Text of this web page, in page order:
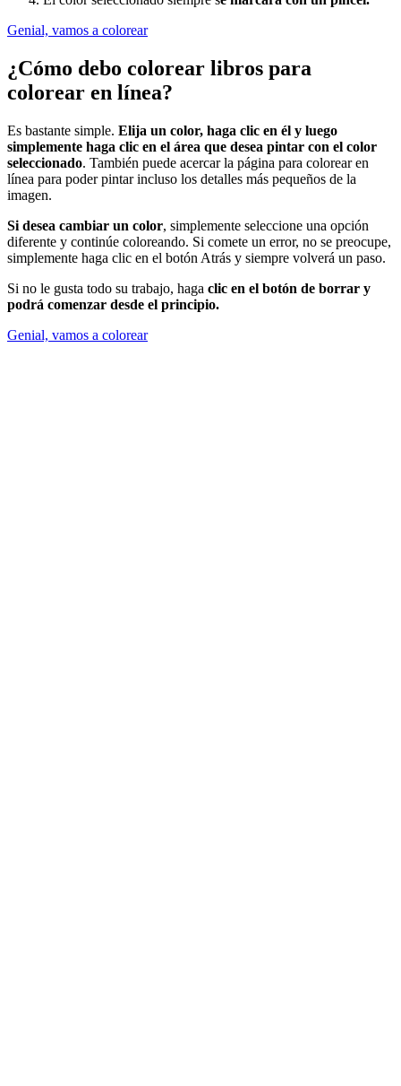
Genial, vamos a colorear
¿Cómo debo colorear libros para
colorear en línea?
Es bastante simple. Elija un color, haga clic en él y luego
simplemente haga clic en el área que desea pintar con el color
seleccionado. También puede acercar la página para colorear en
línea para poder pintar incluso los detalles más pequeños de la
imagen.
Si desea cambiar un color, simplemente seleccione una opción
diferente y continúe coloreando. Si comete un error, no se preocupe,
simplemente haga clic en el botón Atrás y siempre volverá un paso.
Si no le gusta todo su trabajo, haga clic en el botón de borrar y
podrá comenzar desde el principio.
Genial, vamos a colorear